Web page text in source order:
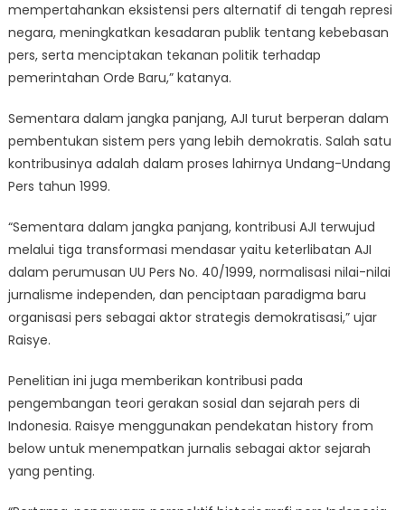
mempertahankan eksistensi pers alternatif di tengah represi
negara, meningkatkan kesadaran publik tentang kebebasan
pers, serta menciptakan tekanan politik terhadap
pemerintahan Orde Baru,” katanya.
Sementara dalam jangka panjang, AJI turut berperan dalam
pembentukan sistem pers yang lebih demokratis. Salah satu
kontribusinya adalah dalam proses lahirnya Undang-Undang
Pers tahun 1999.
“Sementara dalam jangka panjang, kontribusi AJI terwujud
melalui tiga transformasi mendasar yaitu keterlibatan AJI
dalam perumusan UU Pers No. 40/1999, normalisasi nilai-nilai
jurnalisme independen, dan penciptaan paradigma baru
organisasi pers sebagai aktor strategis demokratisasi,” ujar
Raisye.
Penelitian ini juga memberikan kontribusi pada
pengembangan teori gerakan sosial dan sejarah pers di
Indonesia. Raisye menggunakan pendekatan history from
below untuk menempatkan jurnalis sebagai aktor sejarah
yang penting.